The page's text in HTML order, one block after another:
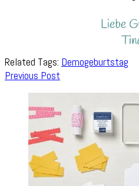
Related Tags: Demogeburtstag
Post
Previous Post